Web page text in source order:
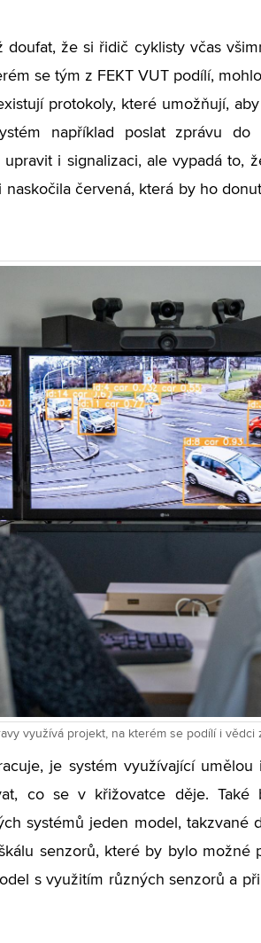
doufat, že si řidič cyklisty včas
se tým z FEKT VUT podílí,
protokoly, které umožňují,
například poslat zprávu do
i signalizaci, ale vypadá to,
červená, která by ho
využívá projekt, na kterém se podílí i vědci
je systém využívající
co se v křižovatce děje.
systémů jeden model, takzvané
senzorů, které by bylo možné
s využitím různých senzorů a